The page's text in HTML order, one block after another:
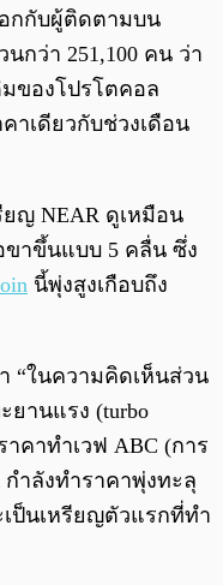
กกับผู้ติดตามบน
กว่า 251,100 คน ว่า
มของโปรโตคอล
าเดียวกับช่วงเดือน
ญ NEAR ดูเหมือน
ขาขึ้นแบบ 5 คลื่น ซึ่ง
นี้พุ่งสูงเกือบถึง
“ในความคิดเห็นส่วน
ยานแรง (turbo
คาทำเวฟ ABC (การ
ำลังทำราคาพุ่งทะลุ
ป็นเหรียญตัวแรกที่ทำ